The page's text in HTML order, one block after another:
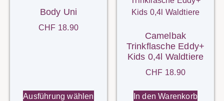
Body Uni
CHF 18.90
Ausführung wählen
Camelbak
Trinkflasche Eddy+
Kids 0,4l Waldtiere
CHF 18.90
In den Warenkorb